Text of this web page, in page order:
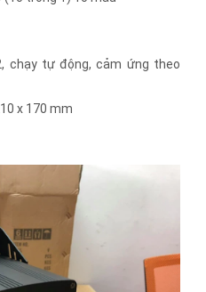
chạy tự động, cảm ứng theo
x 170 mm